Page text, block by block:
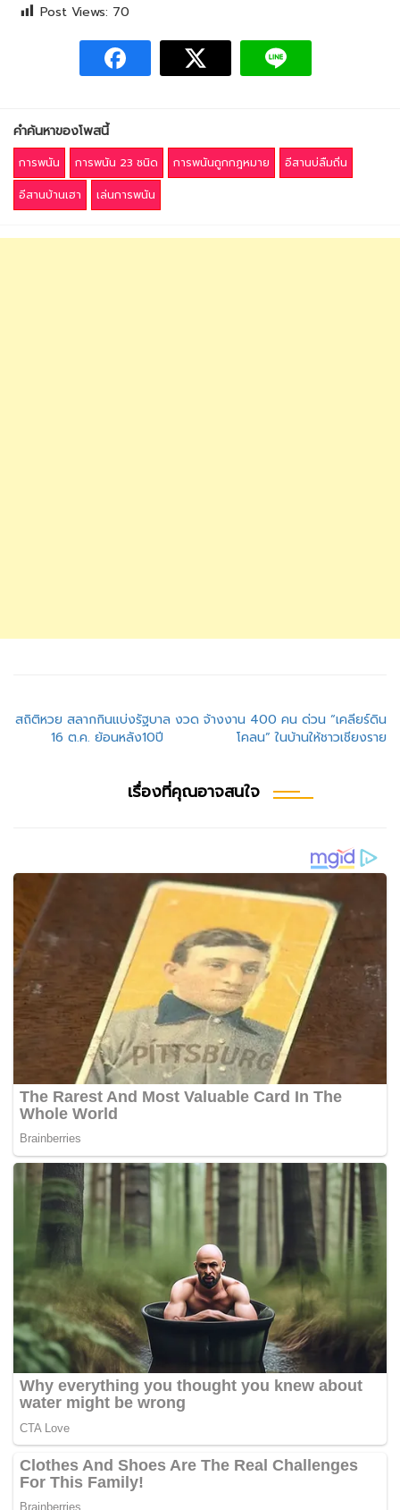
Post Views: 70
คำค้นหาของโพสนี้
การพนัน การพนัน 23 ชนิด การพนันถูกกฎหมาย
อีสานบ่ลืมถิ่น
อีสานบ้านเฮา
เล่นการพนัน
แนะแนว
เรื่อง
สถิติหวย สลากกินแบ่งรัฐบาล งวด
16 ต.ค. ย้อนหลัง10ปี
จ้างงาน 400 คน ด่วน “เคลียร์ดิน
โคลน” ในบ้านให้ชาวเชียงราย
เรื่องที่คุณอาจสนใจ